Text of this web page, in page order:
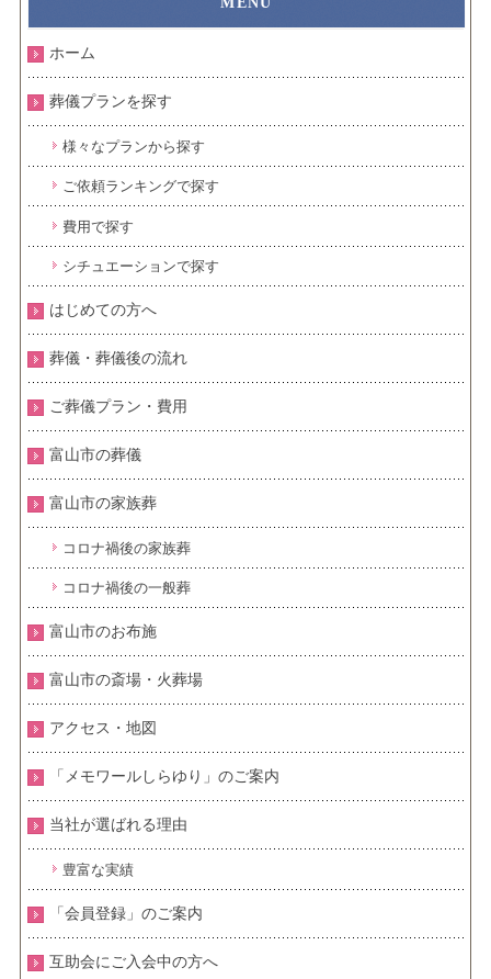
ホーム
葬儀プランを探す
様々なプランから探す
ご依頼ランキングで探す
費用で探す
シチュエーションで探す
はじめての方へ
葬儀・葬儀後の流れ
ご葬儀プラン・費用
富山市の葬儀
富山市の家族葬
コロナ禍後の家族葬
コロナ禍後の一般葬
富山市のお布施
富山市の斎場・火葬場
アクセス・地図
「メモワールしらゆり」のご案内
当社が選ばれる理由
豊富な実績
「会員登録」のご案内
互助会にご入会中の方へ